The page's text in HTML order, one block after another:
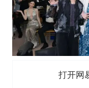
打开网